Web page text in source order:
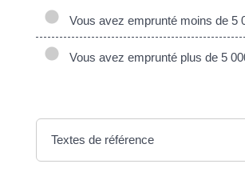
Vous avez emprunté moins de 5
Vous avez emprunté plus de 5
Textes de référence